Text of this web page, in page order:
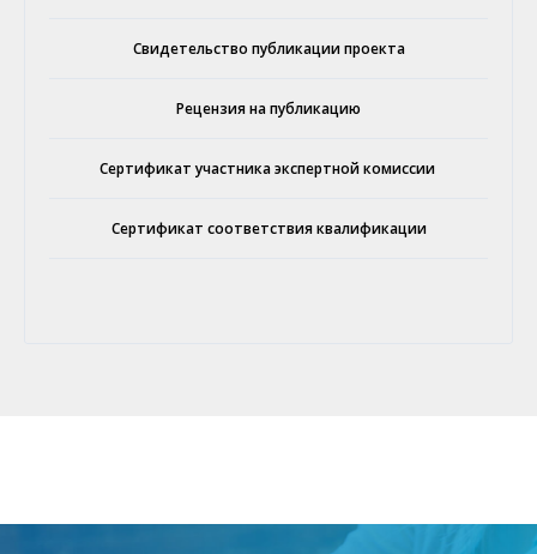
Свидетельство публикации проекта
Рецензия на публикацию
Сертификат участника экспертной комиссии
Сертификат соответствия квалификации